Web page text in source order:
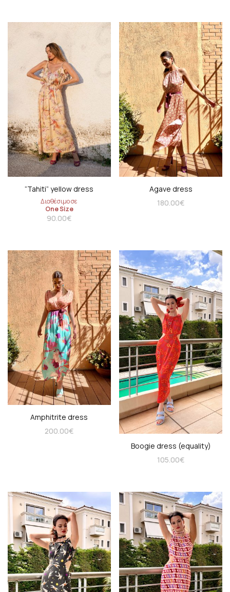
“Tahiti” yellow dress
Διαθέσιμο σε
One Size
90.00€
Agave dress
180.00€
Amphitrite dress
200.00€
Boogie dress (equality)
105.00€